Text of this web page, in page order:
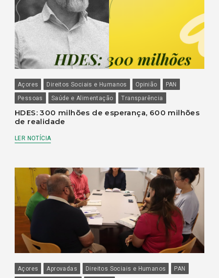
Açores Direitos Sociais e Humanos Opinião
PAN
Pessoas
Saúde e Alimentação Transparência
HDES: 300 milhões de esperança, 600 milhões
de realidade
LER NOTÍCIA
Açores Aprovadas Direitos Sociais e Humanos
PAN